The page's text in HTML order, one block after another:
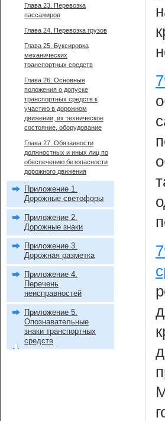
Глава 23. Перевозка
пассажиров
Глава 24. Перевозка грузов
Глава 25. Буксировка
механических
транспортных средств
Глава 26. Основные
положения о допуске
транспортных средств к
участию в дорожном
движении, их техническое
состояние, оборудование
Глава 27. Обязанности
должностных и иных лиц по
обеспечению безопасности
дорожного движения
Приложение 1.
Дорожные светофоры
Приложение 2.
Дорожные знаки
Приложение 3.
Дорожная разметка
Приложение 4.
Перечень
неисправностей
Приложение 5.
Опознавательные
знаки транспортных
средств